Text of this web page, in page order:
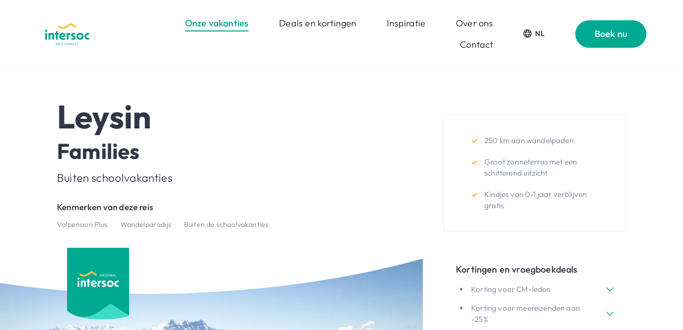
Onze vakanties Deals en kortingen Inspiratie
Over ons
Contact
NL Boek nu
Leysin
Families
Buiten schoolvakanties
Kenmerken van deze reis
Volpension Plus Wandelparadijs Buiten de schoolvakanties
250 km aan wandelpaden
Groot zonneterras met een
schitterend uitzicht
Kindjes van 0-1 jaar verblijven
gratis
Kortingen en vroegboekdeals
Korting voor CM-leden
Korting voor meereizenden aan
-25%